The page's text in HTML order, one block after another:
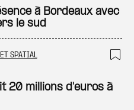
à Bordeaux avec
le sud
SPATIAL
20 millions d'euros à